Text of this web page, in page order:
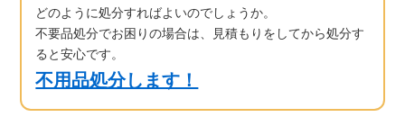
どのように処分すればよいのでしょうか。
不要品処分でお困りの場合は、見積もりをしてから処分す
ると安心です。
不用品処分します！